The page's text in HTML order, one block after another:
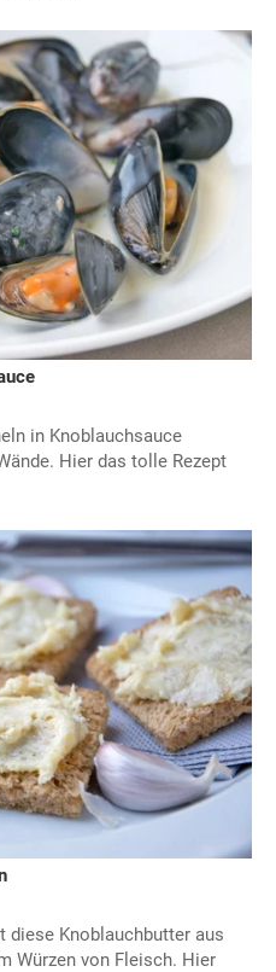
in Knoblauchsauce
Hier das tolle Rezept
Knoblauchbutter aus
Würzen von Fleisch. Hier